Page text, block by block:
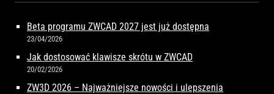
Beta programu ZWCAD 2027 jest już dostępna
23/04/2026
Jak dostosować klawisze skrótu w ZWCAD
20/02/2026
ZW3D 2026 – Najważniejsze nowości i ulepszenia